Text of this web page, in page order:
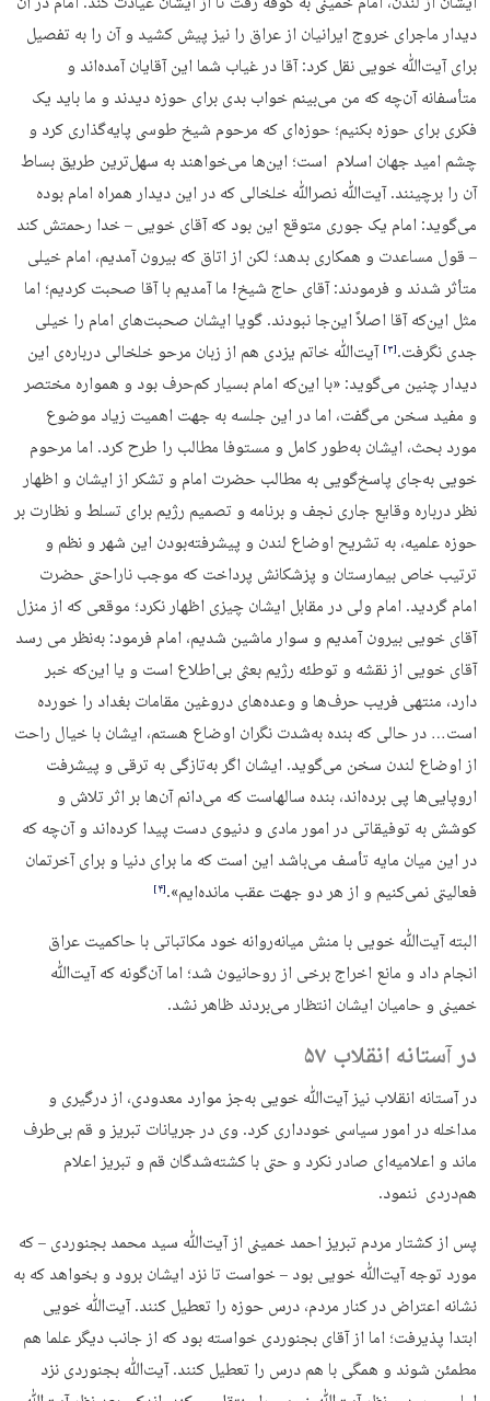
دیدار ماجرای خروج ایرانیان از عراق را نیز پیش کشید و آن را به تفصیل
برای آیت‌ﷲ خویی نقل کرد: آقا در غیاب شما این آقایان آمده‌اند و
متأسفانه آن‌چه که من می‌بینم خواب بدی برای حوزه دیدند و ما باید یک
فکری برای حوزه بکنیم؛ حوزه‌ای که مرحوم شیخ طوسی پایه‌گذاری کرد و
چشم امید جهان اسلام است؛ این‌ها می‌خواهند به سهل‌ترین طریق بساط
آن را برچینند. آیت‌ﷲ نصرﷲ خلخالی که در این دیدار همراه امام بوده
می‌گوید: امام یک جوری متوقع این بود که آقای خویی – خدا رحمتش کند
– قول مساعدت و همکاری بدهد؛ لکن از اتاق که بیرون آمدیم، امام خیلی
متأثر شدند و فرمودند: آقای حاج شیخ! ما آمدیم با آقا صحبت کردیم؛ اما
مثل این‌که آقا اصلاً این‌جا نبودند. گویا ایشان صحبت‌های امام را خیلی
جدی نگرفت.‏[۳]‎
آیت‌ﷲ خاتم یزدی هم از زبان مرحو خلخالی درباره‌ی این
دیدار چنین می‌گوید: «با این‌که امام بسیار کم‌حرف بود و همواره مختصر
و مفید سخن می‌گفت، اما در این جلسه به جهت اهمیت زیاد موضوع
مورد بحث، ایشان به‌طور کامل و مستوفا مطالب را طرح کرد. اما مرحوم
خویی به‌جای پاسخ‌گویی به مطالب حضرت امام و تشکر از ایشان و اظهار
نظر درباره وقایع جاری نجف و برنامه و تصمیم رژیم برای تسلط و نظارت بر
حوزه علمیه، به تشریح اوضاع لندن و پیشرفته‌بودن این شهر و نظم و
ترتیب خاص بیمارستان و پزشکانش پرداخت که موجب ناراحتی حضرت
امام گردید. امام ولی در مقابل ایشان چیزی اظهار نکرد؛ موقعی که از منزل
آقای خویی بیرون آمدیم و سوار ماشین شدیم، امام فرمود: به‌نظر می رسد
آقای خویی از نقشه و توطئه رژیم بعثی بی‌اطلاع است و یا این‌که خبر
دارد، منتهی فریب حرف‌ها و وعده‌های دروغین مقامات بغداد را خورده
است… در حالی که بنده به‌شدت نگران اوضاع هستم، ایشان با خیال راحت
از اوضاع لندن سخن می‌گوید. ایشان اگر به‌تازگی به ترقی و پیشرفت
اروپایی‌ها پی برده‌اند، بنده سالهاست که می‌دانم آن‌ها بر اثر تلاش و
کوشش به توفیقاتی در امور مادی و دنیوی دست پیدا کرده‌اند و آن‌چه که
در این میان مایه تأسف می‌باشد این است که ما برای دنیا و برای آخرتمان
فعالیتی نمی‌کنیم و از هر دو جهت عقب مانده‌ایم».‏[۴]‎
البته آیت‌ﷲ خویی با منش میانه‌روانه خود مکاتباتی با حاکمیت عراق
انجام داد و مانع اخراج برخی از روحانیون شد؛ اما آن‌گونه که آیت‌ﷲ
خمینی و حامیان ایشان انتظار می‌بردند ظاهر نشد.
در آستانه انقلاب ۵۷
در آستانه انقلاب نیز آیت‌ﷲ خویی به‌جز موارد معدودی، از درگیری و
مداخله در امور سیاسی خودداری کرد. وی در جریانات تبریز و قم بی‌طرف
ماند و اعلامیه‌ای صادر نکرد و حتی با کشته‌شدگان قم و تبریز اعلام
هم‌دردی ننمود.
پس از کشتار مردم تبریز احمد خمینی از آیت‌ﷲ سید محمد بجنوردی – که
مورد توجه آیت‌ﷲ خویی بود – خواست تا نزد ایشان برود و بخواهد که به
نشانه اعتراض در کنار مردم، درس حوزه را تعطیل کنند. آیت‌ﷲ خویی
ابتدا پذیرفت؛ اما از آقای بجنوردی خواسته بود که از جانب دیگر علما هم
مطمئن شوند و همگی با هم درس را تعطیل کنند. آیت‌ﷲ بجنوردی نزد